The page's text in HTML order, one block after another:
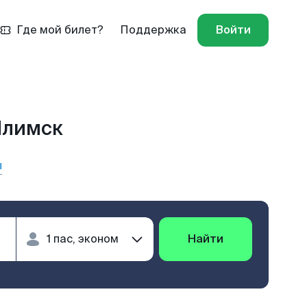
Где мой билет? Поддержка Войти
Найти